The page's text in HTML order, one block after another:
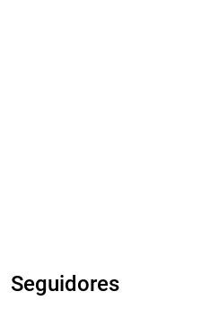
Seguidores